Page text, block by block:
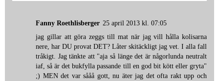
Fanny Roethlisberger 25 april 2013 kl. 07:05
jag gillar att göra zeggs till mat när jag vill hålla kolisarna
nere, har DU provat DET? Låter skitäckligt jag vet. I alla fall
tråkigt. Jag tänkte att "aja så länge det är någorlunda neutralt
iaf, så är det bukfylla passande till en god bit kött eller gryta"
;) MEN det var sååå gott, nu äter jag det ofta rakt upp och